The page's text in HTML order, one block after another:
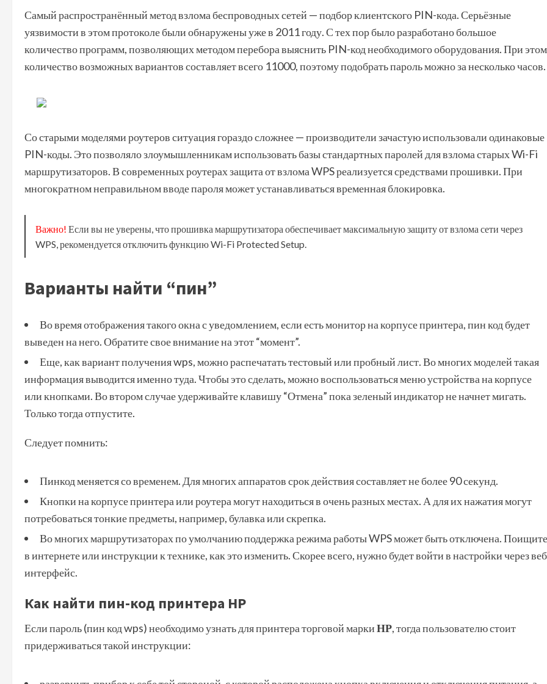
Самый распространённый метод взлома беспроводных сетей — подбор клиентского PIN-кода. Серьёзные
уязвимости в этом протоколе были обнаружены уже в 2011 году. С тех пор было разработано большое
количество программ, позволяющих методом перебора выяснить PIN-код необходимого оборудования. При этом
количество возможных вариантов составляет всего 11000, поэтому подобрать пароль можно за несколько часов.
Со старыми моделями роутеров ситуация гораздо сложнее — производители зачастую использовали одинаковые
PIN-коды. Это позволяло злоумышленникам использовать базы стандартных паролей для взлома старых Wi-Fi
маршрутизаторов. В современных роутерах защита от взлома WPS реализуется средствами прошивки. При
многократном неправильном вводе пароля может устанавливаться временная блокировка.
Важно! Если вы не уверены, что прошивка маршрутизатора обеспечивает максимальную защиту от взлома сети через
WPS, рекомендуется отключить функцию Wi-Fi Protected Setup.
Варианты найти “пин”
Во время отображения такого окна с уведомлением, если есть монитор на корпусе принтера, пин код будет
выведен на него. Обратите свое внимание на этот “момент”.
Еще, как вариант получения wps, можно распечатать тестовый или пробный лист. Во многих моделей такая
информация выводится именно туда. Чтобы это сделать, можно воспользоваться меню устройства на корпусе
или кнопками. Во втором случае удерживайте клавишу “Отмена” пока зеленый индикатор не начнет мигать.
Только тогда отпустите.
Следует помнить:
Пинкод меняется со временем. Для многих аппаратов срок действия составляет не более 90 секунд.
Кнопки на корпусе принтера или роутера могут находиться в очень разных местах. А для их нажатия могут
потребоваться тонкие предметы, например, булавка или скрепка.
Во многих маршрутизаторах по умолчанию поддержка режима работы WPS может быть отключена. Поищите
в интернете или инструкции к технике, как это изменить. Скорее всего, нужно будет войти в настройки через
интерфейс.
Как найти пин-код принтера HP
Если пароль (пин код wps) необходимо узнать для принтера торговой маркиНР, тогда пользователю стоит
придерживаться такой инструкции: